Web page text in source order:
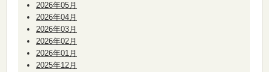
2026年05月
2026年04月
2026年03月
2026年02月
2026年01月
2025年12月